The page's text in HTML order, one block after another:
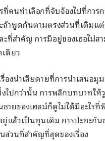
คนทำเลือกที่จับจ้องไปที่การ
ถ้าพูดกันตามตรงส่วนที่เติมแต่
ะที่สำคัญ การมีอยู่ของเธอไม่
ดียว
องน่าเสียดายที่การนำเสนอมุ
ไปกว่านั้น การพลิกบทบาทใ
ชายของเฮลม์ก็ดูไม่ได้มีอะไร
ยู่แล้วเป็นทุนเดิม การปะทะกั
ส่วนที่สำคัญที่สุดของเรื่อง